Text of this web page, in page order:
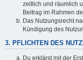
zeitlich und räumlich
Beitrag im Rahmen
Das Nutzungsrecht
Kündigung des
3. PFLICHTEN DES
Du erklärst mit der